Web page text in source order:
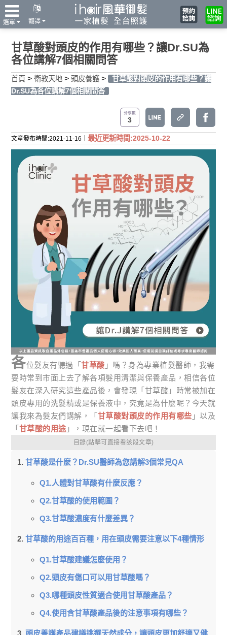
翻譯
選單
甘草酸對頭皮的作用有哪些？讓Dr.SU為
各位講解7個相關問答
首頁 > 衛教天地 > 頭皮養護 >
甘草酸對頭皮的作用有哪些？讓
Dr.SU為各位講解7個相關問答
3
文章發布時間:2021-11-16｜ 最近更新時間:2025-10-22
各位髮友有聽過「 甘草酸 」嗎？身為專業植髮醫師，我需
要時常到市面上去了解各項髮用清潔與保養產品，相信各位
髮友在深入研究這些產品後，會發現「甘草酸」時常被加在
頭皮專用的洗髮精或是保養液中，究竟是為什麼呢？今天就
讓我來為髮友們講解，「 甘草酸對頭皮的作用有哪些 」以及
「 甘草酸的用途 」，現在就一起看下去吧！
目錄(點擊可直接看該段文章)
甘草酸是什麼？Dr.SU醫師為您講解3個常見QA
Q1.人體對甘草酸有什麼反應？
Q2.甘草酸的使用範圍？
Q3.甘草酸濃度有什麼差異？
甘草酸的用途百百種，用在頭皮需要注意以下4種情形
Q1.甘草酸建議怎麼使用？
Q2.頭皮有傷口可以用甘草酸嗎？
Q3.哪種頭皮性質適合使用甘草酸產品？
Q4.使用含甘草酸產品後的注意事項有哪些？